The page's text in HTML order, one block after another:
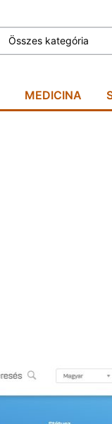
Összes kategória
MEDICINA